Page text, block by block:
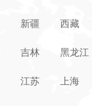
新疆 西藏
吉林 黑龙江
江苏 上海